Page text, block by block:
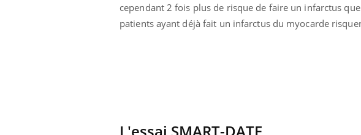
cependant 2 fois plus de risque de faire un infarctus
patients ayant déjà fait un infarctus du myocarde
L'essai SMART-DATE